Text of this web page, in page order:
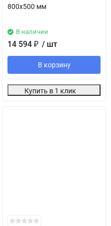
800х500 мм
В наличии
14 594 ₽ / шт
В корзину
Купить в 1 клик